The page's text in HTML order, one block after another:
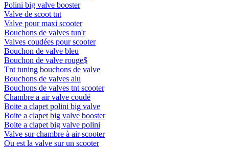
Polini big valve booster
Valve de scoot tnt
Valve pour maxi scooter
Bouchons de valves tun'r
Valves coudées pour scooter
Bouchon de valve bleu
Bouchon de valve rouge$
Tnt tuning bouchons de valve
Bouchons de valves alu
Bouchons de valves tnt scooter
Chambre a air valve coudé
Boite a clapet polini big valve
Boite a clapet big valve booster
Boite a clapet big valve polini
Valve sur chambre à air scooter
Ou est la valve sur un scooter